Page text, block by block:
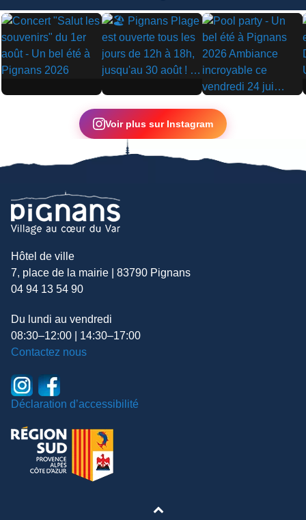
▶ ▶
▶
Voir plus sur Instagram
Hôtel de ville
7, place de la mairie | 83790 Pignans
04 94 13 54 90
Du lundi au vendredi
08:30–12:00 | 14:30–17:00
Contactez nous
Déclaration d’accessibilité